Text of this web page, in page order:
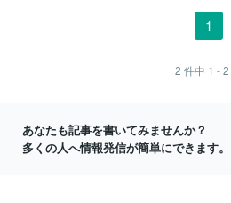
ですか？4次元は、意識の世界です。ここ
ります。夢、瞑想、幽体離脱、アストラ
ル体験、集合意識のつながりなどは、こ
の4次元を通じて感じられるものです。ま
1
2 件中 1 - 2
あなたも記事を書いてみませんか？
多くの人へ情報発信が簡単にできます。